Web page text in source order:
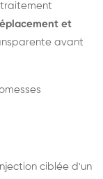
et
avant
ciblée d'un